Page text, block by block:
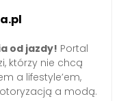
od jazdy! Portal
którzy nie chcą
a lifestyle’em,
a modą.